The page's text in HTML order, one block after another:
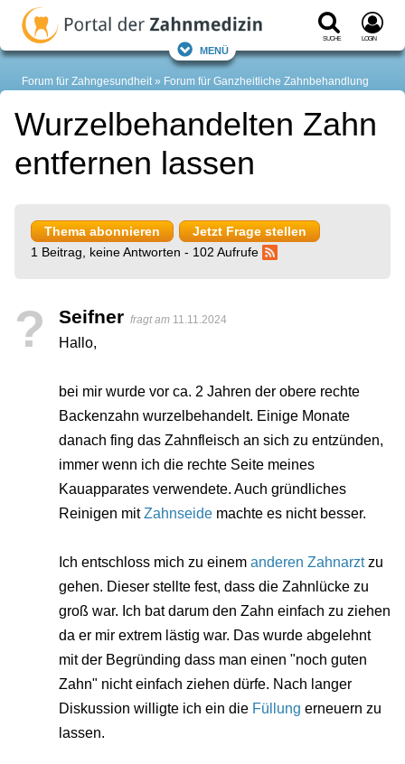
Suche Login
Menü
Forum für Zahngesundheit Forum für Ganzheitliche Zahnbehandlung
Wurzelbehandelten Zahn
entfernen lassen
Thema abonnieren
Jetzt Frage stellen
1 Beitrag, keine Antworten - 102 Aufrufe
? Seifner fragt am 11.11.2024
Hallo,
bei mir wurde vor ca. 2 Jahren der obere rechte
Backenzahn wurzelbehandelt. Einige Monate
danach fing das Zahnfleisch an sich zu entzünden,
immer wenn ich die rechte Seite meines
Kauapparates verwendete. Auch gründliches
Reinigen mitZahnseide machte es nicht besser.
Ich entschloss mich zu einem anderen Zahnarztzu
gehen. Dieser stellte fest, dass die Zahnlücke zu
groß war. Ich bat darum den Zahn einfach zu ziehen
da er mir extrem lästig war. Das wurde abgelehnt
mit der Begründing dass man einen "noch guten
Zahn" nicht einfach ziehen dürfe. Nach langer
Diskussion willigte ich ein die Füllung erneuern zu
lassen.